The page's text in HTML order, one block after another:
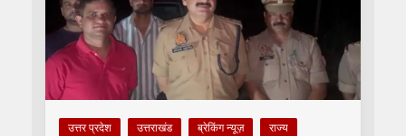
उत्तर प्रदेश उत्तराखंड ब्रेकिंग न्यूज़ राज्य